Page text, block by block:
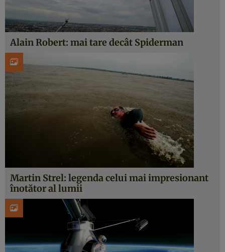
Alain Robert: mai tare decât Spiderman
Martin Strel: legenda celui mai impresionant
înotător al lumii